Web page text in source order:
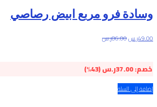
وسادة فرو مربع ابيض رصاصي
49.00ر.س86.00ر.س
خصم:37.00ر.س(43%)
إضافة إلى السلة